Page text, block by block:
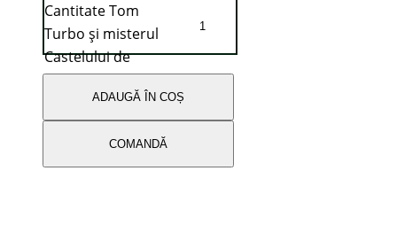
Cantitate Tom
Turbo și misterul
Castelului de
Crăciun
ADAUGĂ ÎN COȘ
COMANDĂ